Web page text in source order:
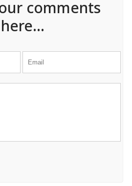
comments
here...